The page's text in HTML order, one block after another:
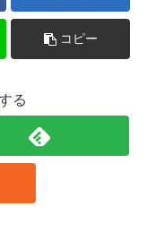
コピー
る